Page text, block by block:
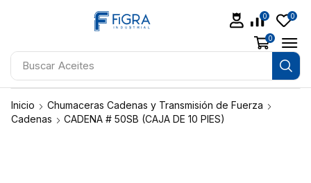
Buscar Aceites
0 0
0
Inicio
Chumaceras Cadenas y Transmisión de Fuerza
Cadenas
CADENA # 50SB (CAJA DE 10 PIES)